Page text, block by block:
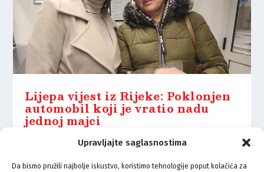
Upravljajte saglasnostima
Da bismo pružili najbolje iskustvo, koristimo tehnologije poput kolačića za
Lijepa vijest iz Rijeke: Poklonjen
automobil koji je vratio nadu
jednoj majci